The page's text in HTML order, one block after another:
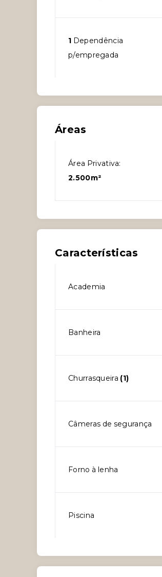
1 Dependência
p/empregada
Áreas
Área Privativa:
2.500m²
Características
Academia
Banheira
Churrasqueira (1)
Câmeras de segurança
Forno à lenha
Piscina